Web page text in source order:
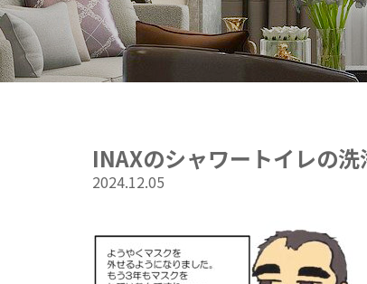
INAXのシャワートイレの
2024.12.05